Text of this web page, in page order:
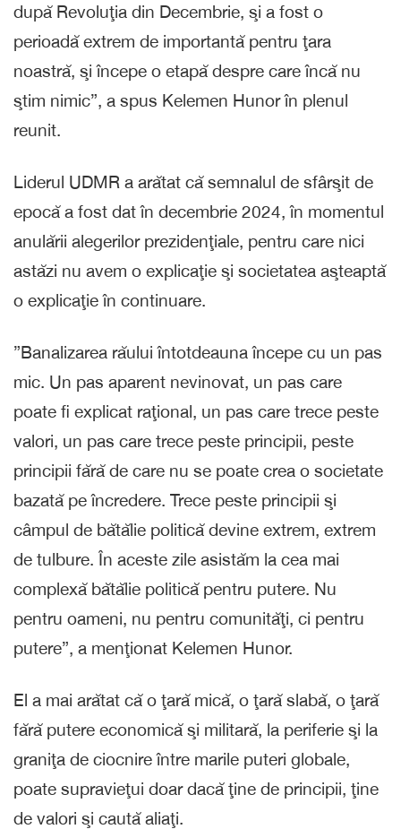
după Revoluţia din Decembrie, şi a fost o
perioadă extrem de importantă pentru ţara
noastră, şi începe o etapă despre care încă nu
ştim nimic”, a spus Kelemen Hunor în plenul
reunit.
Liderul UDMR a arătat că semnalul de sfârşit de
epocă a fost dat în decembrie 2024, în momentul
anulării alegerilor prezidenţiale, pentru care nici
astăzi nu avem o explicaţie şi societatea aşteaptă
o explicaţie în continuare.
”Banalizarea răului întotdeauna începe cu un pas
mic. Un pas aparent nevinovat, un pas care
poate fi explicat raţional, un pas care trece peste
valori, un pas care trece peste principii, peste
principii fără de care nu se poate crea o societate
bazată pe încredere. Trece peste principii şi
câmpul de bătălie politică devine extrem, extrem
de tulbure. În aceste zile asistăm la cea mai
complexă bătălie politică pentru putere. Nu
pentru oameni, nu pentru comunităţi, ci pentru
putere”, a menţionat Kelemen Hunor.
El a mai arătat că o ţară mică, o ţară slabă, o ţară
fără putere economică şi militară, la periferie şi la
graniţa de ciocnire între marile puteri globale,
poate supravieţui doar dacă ţine de principii, ţine
de valori şi caută aliaţi.